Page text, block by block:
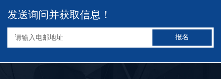
加工、风管生产等不可缺少的机械化设
备。咬口机的类型分为多功能咬口机、接
弯头咬口机等。
发送询问并获取信息！